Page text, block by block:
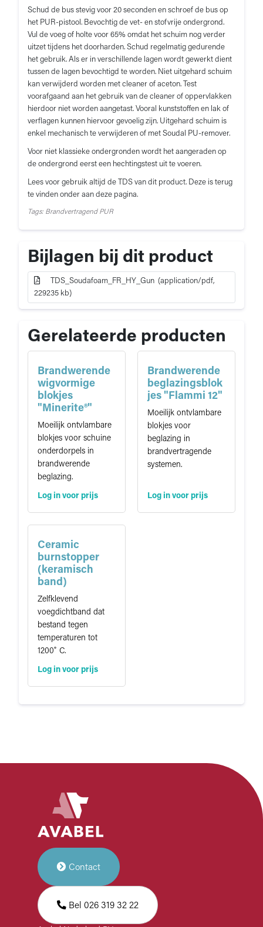
Schud de bus stevig voor 20 seconden en schroef de bus op
het PUR-pistool. Bevochtig de vet- en stofvrije ondergrond.
Vul de voeg of holte voor 65% omdat het schuim nog verder
uitzet tijdens het doorharden. Schud regelmatig gedurende
het gebruik. Als er in verschillende lagen wordt gewerkt dient
tussen de lagen bevochtigd te worden. Niet uitgehard schuim
kan verwijderd worden met cleaner of aceton. Test
voorafgaand aan het gebruik van de cleaner of oppervlakken
hierdoor niet worden aangetast. Vooral kunststoffen en lak of
verflagen kunnen hiervoor gevoelig zijn. Uitgehard schuim is
enkel mechanisch te verwijderen of met Soudal PU-remover.
Voor niet klassieke ondergronden wordt het aangeraden op
de ondergrond eerst een hechtingstest uit te voeren.
Lees voor gebruik altijd de TDS van dit product. Deze is terug
te vinden onder aan deze pagina.
Tags: Brandvertragend PUR
Bijlagen bij dit product
TDS_Soudafoam_FR_HY_Gun (application/pdf,
229235 kb)
Gerelateerde producten
Brandwerende
wigvormige
blokjes
"Minerite®"
Moeilijk ontvlambare
blokjes voor schuine
onderdorpels in
brandwerende
beglazing.
Log in voor prijs
Brandwerende
beglazingsblok
jes "Flammi 12"
Moeilijk ontvlambare
blokjes voor
beglazing in
brandvertragende
systemen.
Log in voor prijs
Ceramic
burnstopper
(keramisch
band)
Zelfklevend
voegdichtband dat
bestand tegen
temperaturen tot
1200˚ C.
Log in voor prijs
Contact
Bel 026 319 32 22